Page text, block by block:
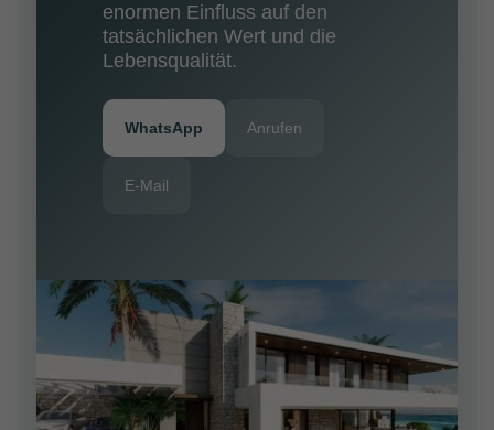
enormen Einfluss auf den
tatsächlichen Wert und die
Lebensqualität.
WhatsApp Anrufen
E-Mail